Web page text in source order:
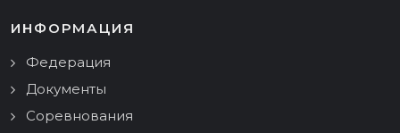
ИНФОРМАЦИЯ
Федерация
Документы
Соревнования